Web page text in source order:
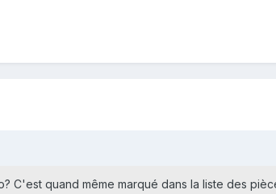
C'est quand même marqué dans la liste des